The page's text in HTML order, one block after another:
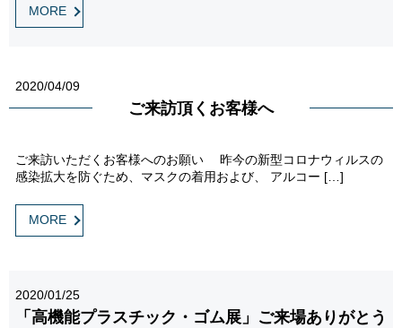
MORE
2020/04/09
ご来訪頂くお客様へ
ご来訪いただくお客様へのお願い 昨今の新型コロナウィルスの
感染拡大を防ぐため、マスクの着用および、 アルコー […]
MORE
2020/01/25
「高機能プラスチック・ゴム展」ご来場ありがとう